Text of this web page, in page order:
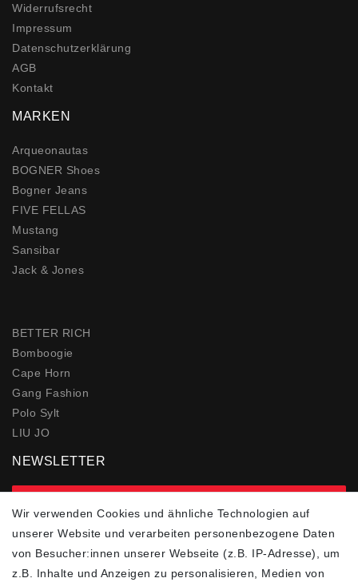
Widerrufs­recht
Impressum
Daten­schutz­erklärung
AGB
Kontakt
MARKEN
Arqueonautas
BOGNER Shoes
Bogner Jeans
FIVE FELLAS
Mustang
Sansibar
Jack & Jones
BETTER RICH
Bomboogie
Cape Horn
Gang Fashion
Polo Sylt
LIU JO
NEWSLETTER
FOLGEN SIE UNS
Wir verwenden Cookies und ähnliche Technologien auf
unserer Website und verarbeiten personenbezogene Daten
von Besucher:innen unserer Webseite (z.B. IP-Adresse), um
z.B. Inhalte und Anzeigen zu personalisieren, Medien von